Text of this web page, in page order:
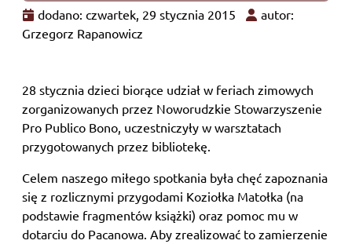
dodano: czwartek, 29 stycznia 2015
autor:
Grzegorz Rapanowicz
28 stycznia dzieci biorące udział w feriach zimowych
zorganizowanych przez Noworudzkie Stowarzyszenie
Pro Publico Bono, uczestniczyły w warsztatach
przygotowanych przez bibliotekę.
Celem naszego miłego spotkania była chęć zapoznania
się z rozlicznymi przygodami Koziołka Matołka (na
podstawie fragmentów książki) oraz pomoc mu w
dotarciu do Pacanowa. Aby zrealizować to zamierzenie